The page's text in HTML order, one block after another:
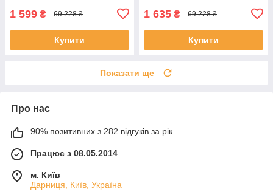
1 599 ₴ 69 228 ₴
Купити
1 635 ₴ 69 228 ₴
Купити
Показати ще
Про нас
90% позитивних з 282 відгуків за рік
Працює з 08.05.2014
м. Київ
Дарниця, Київ, Україна